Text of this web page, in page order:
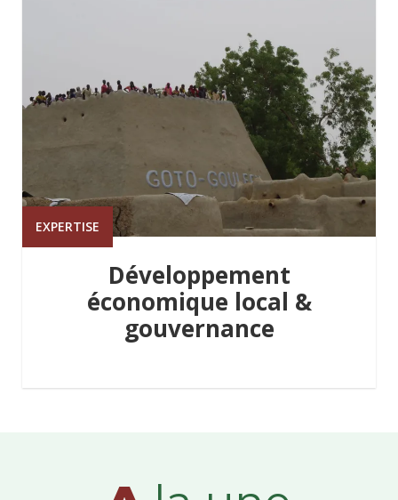
EXPERTISE
Développement
économique local &
gouvernance